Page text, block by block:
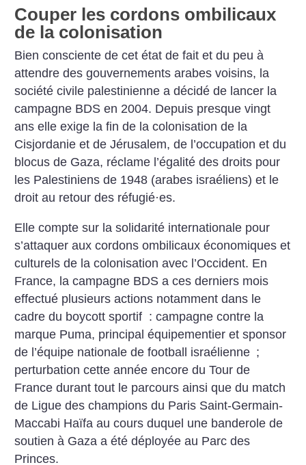
Couper les cordons ombilicaux
de la colonisation
Bien consciente de cet état de fait et du peu à
attendre des gouvernements arabes voisins, la
société civile palestinienne a décidé de lancer la
campagne BDS en 2004. Depuis presque vingt
ans elle exige la fin de la colonisation de la
Cisjordanie et de Jérusalem, de l’occupation et du
blocus de Gaza, réclame l’égalité des droits pour
les Palestiniens de 1948 (arabes israéliens) et le
droit au retour des réfugié·es.
Elle compte sur la solidarité internationale pour
s’attaquer aux cordons ombilicaux économiques et
culturels de la colonisation avec l’Occident. En
France, la campagne BDS a ces derniers mois
effectué plusieurs actions notamment dans le
cadre du boycott sportif : campagne contre la
marque Puma, principal équipementier et sponsor
de l’équipe nationale de football israélienne ;
perturbation cette année encore du Tour de
France durant tout le parcours ainsi que du match
de Ligue des champions du Paris Saint-Germain-
Maccabi Haïfa au cours duquel une banderole de
soutien à Gaza a été déployée au Parc des
Princes.